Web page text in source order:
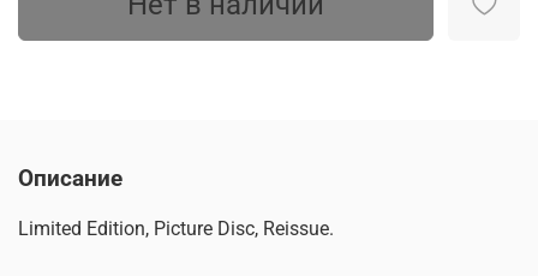
Описание
Limited Edition, Picture Disc, Reissue.